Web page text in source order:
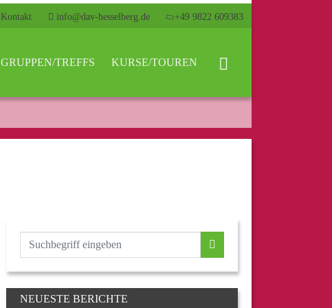
Kontakt info@dav-hesselberg.de +49 9822 609383
GRUPPEN/TREFFS KURSE/TOUREN
NEUESTE BERICHTE